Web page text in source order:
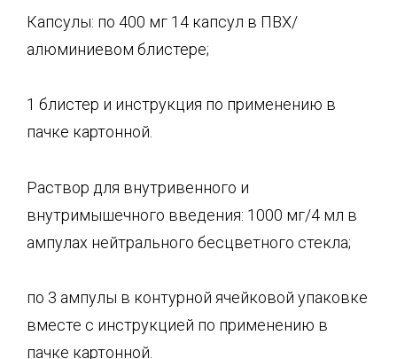
Капсулы: по 400 мг 14 капсул в ПВХ/
алюминиевом блистере;
1 блистер и инструкция по применению в
пачке картонной.
Раствор для внутривенного и
внутримышечного введения: 1000 мг/4 мл в
ампулах нейтрального бесцветного стекла;
по 3 ампулы в контурной ячейковой упаковке
вместе с инструкцией по применению в
пачке картонной.